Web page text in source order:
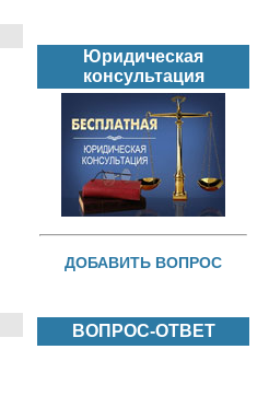
Юридическая
консультация
ДОБАВИТЬ ВОПРОС
ВОПРОС-ОТВЕТ